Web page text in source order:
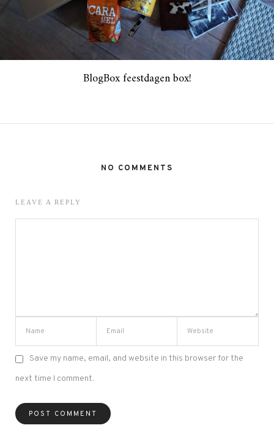
BlogBox feestdagen box!
NO COMMENTS
LEAVE A REPLY
Save my name, email, and website in this browser for the
next time I comment.